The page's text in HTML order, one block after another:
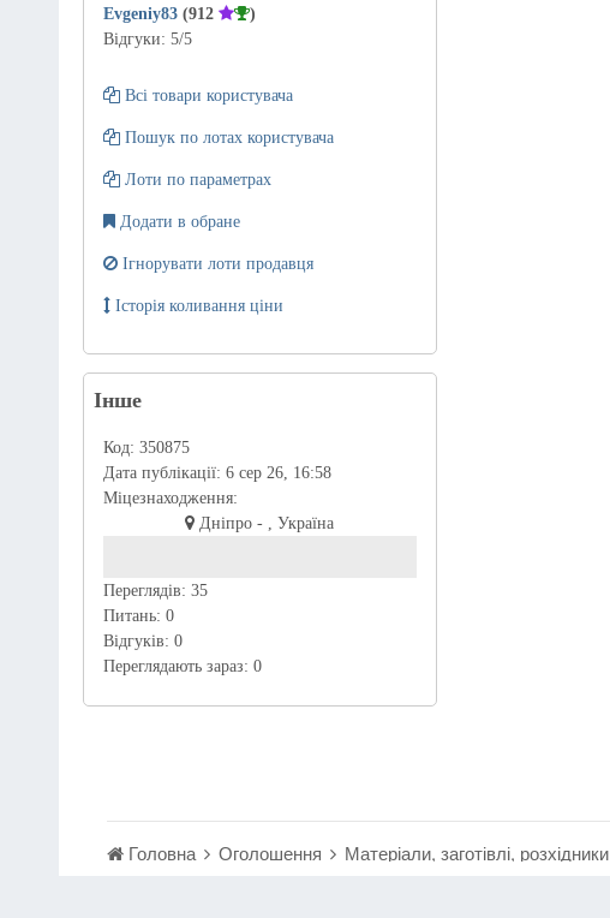
Evgeniy83 (912
)
Відгуки: 5/5
Всі товари користувача
Пошук по лотах користувача
Лоти по параметрах
Додати в обране
Ігнорувати лоти продавця
Історія коливання ціни
Інше
Код: 350875
Дата публікації: 6 сер 26, 16:58
Міцезнаходження:
Дніпро - , Україна
Переглядів: 35
Питань: 0
Відгуків: 0
Переглядають зараз: 0
Головна Оголошення Матеріали, заготівлі, розхідники